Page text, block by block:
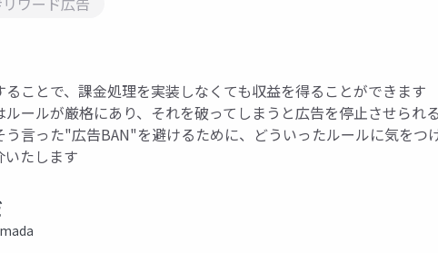
ことで、課金処理を実装しなくても収益を得ることができます
ルールが厳格にあり、それを破ってしまうと広告を停止させられ
う言った"広告BAN"を避けるために、どういったルールに気をつ
いたします